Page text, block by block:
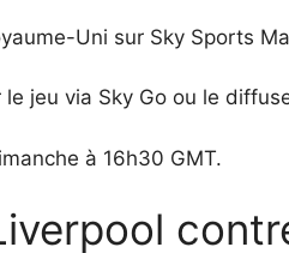
Uni sur Sky Sports
jeu via Sky Go ou le
à 16h30 GMT.